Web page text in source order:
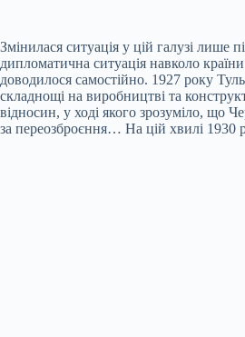
Змінилася ситуація у цій галузі лише
дипломатична ситуація навколо
доводилося самостійно. 1927 року
складнощі на виробництві та
відносин, у ході якого зрозуміло, що
за переозброєння… На цій хвилі 1930